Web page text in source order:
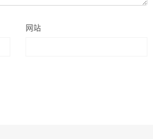
网站